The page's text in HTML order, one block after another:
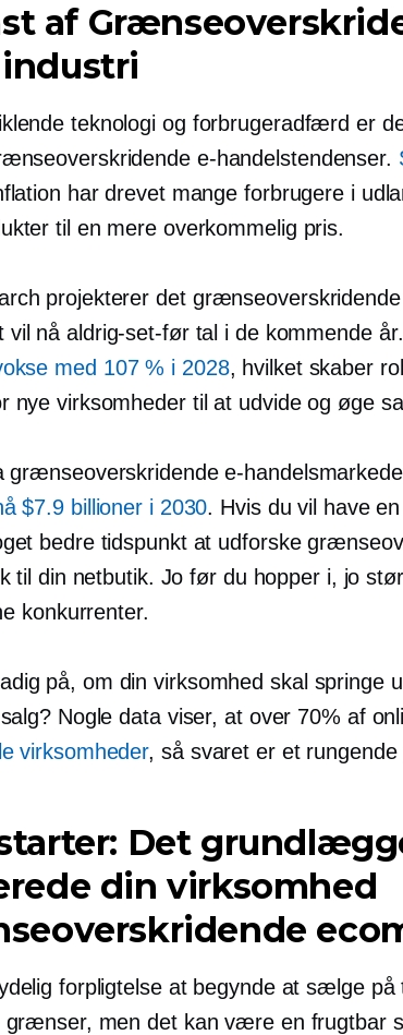
af
teknologi og forbrugeradfærd er
e-handelstendenser.
har drevet mange forbrugere i
til en mere overkommelig pris.
projekterer det grænseoverskridende
vil nå aldrig-set-førtal i de kommende
med 107 % i 2028, hvilket skaber
nye virksomheder til at udvide og øge
grænseoverskridendee-
$7.9 billioner i 2030. Hvis du vil have
bedre tidspunkt at udforske
til din netbutik. Jo før du hopper i, jo
konkurrenter.
på, om din virksomhed skal springe
Nogle data viser, at over 70% af
virksomheder, så svaret er et rungende
Det
din virksomhed
forpligtelse at begynde at sælge
grænser, men det kan være en frugtbar